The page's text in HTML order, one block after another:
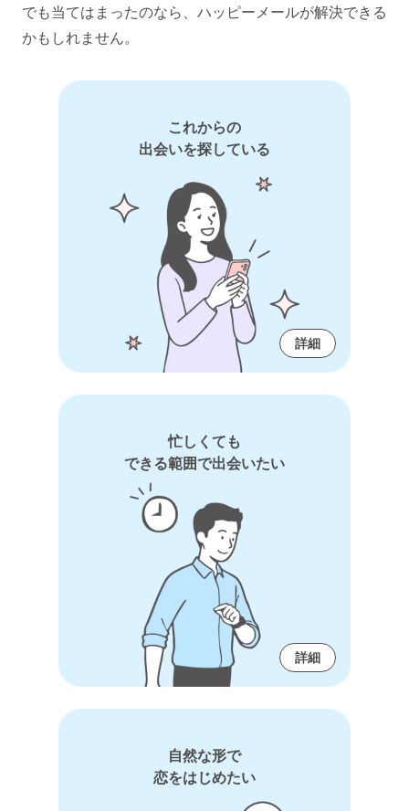
でも当てはまったのなら、ハッピーメールが解決できる
かもしれません。
これからの
出会いを探している
詳細
忙しくても
できる範囲で出会いたい
詳細
自然な形で
恋をはじめたい